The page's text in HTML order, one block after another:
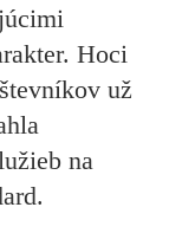
Hoci
už
na